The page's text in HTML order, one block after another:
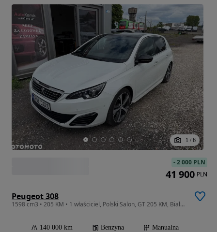
1 / 6
Peugeot 308
1598 cm3 • 205 KM • 1 właściciel, Polski Salon, GT 205 KM, Biała perła, skóry
140 000 km Benzyna
Manualna
-2 000 PLN
41 900 PLN